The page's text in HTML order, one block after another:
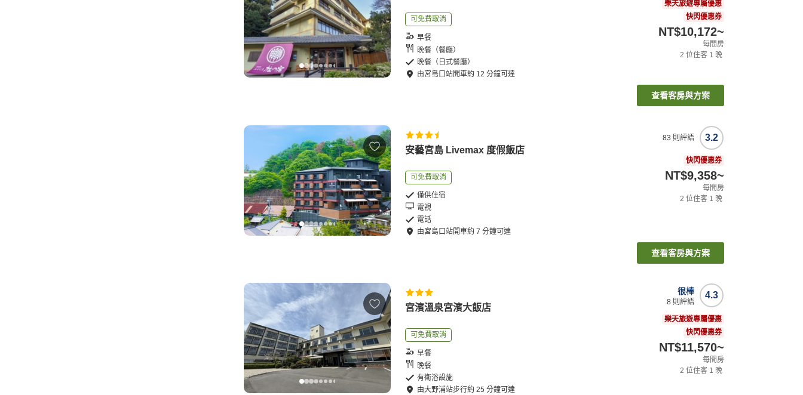
可免費取消
早餐
晚餐（餐廳）
晚餐（日式餐廳）
由宮島口站開車約 12 分鐘可達
樂天旅遊專屬優惠
快閃優惠券
NT$10,172~
每間房
2 位住客 1 晚
查看客房與方案
安藝宮島 Livemax 度假飯店
可免費取消
僅供住宿
電視
電話
由宮島口站開車約7 分鐘可達
3.2
83 則評語
快閃優惠券
NT$9,358~
每間房
2 位住客 1 晚
查看客房與方案
宮濱溫泉宮濱大飯店
可免費取消
早餐
晚餐
有衛浴設施
由大野浦站步行約25 分鐘可達
4.3
很棒
8 則評語
樂天旅遊專屬優惠
快閃優惠券
NT$11,570~
每間房
2 位住客 1 晚